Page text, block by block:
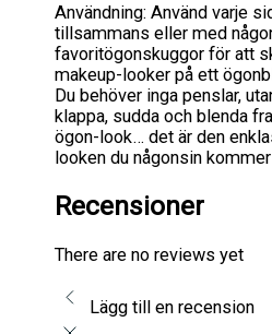
Användning: Använd varje
tillsammans eller med
favoritögonskuggor för att
makeup-looker på ett
Du behöver inga penslar,
klappa, sudda och blenda
ögon-look… det är den
looken du någonsin
Recensioner
There are no reviews yet
Lägg till en recension